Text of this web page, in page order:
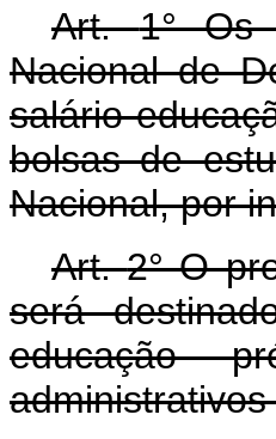
Art.
1° Os
Nacional de
salário-
bolsas de
Nacional, por
Art. 2° O
será
educação